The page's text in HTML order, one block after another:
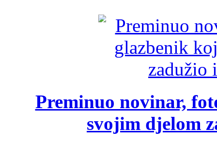
Preminuo novinar,
svojim djelom